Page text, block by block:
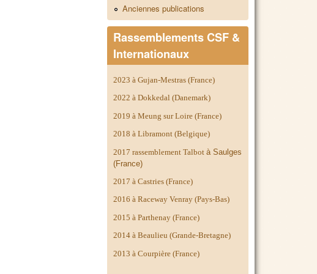
Anciennes publications
Rassemblements CSF &
Internationaux
2023 à Gujan-Mestras (France)
2022 à Dokkedal (Danemark)
2019 à Meung sur Loire (France)
2018 à Libramont (Belgique)
2017 rassemblement Talbotà Saulges
(France)
2017 à Castries (France)
2016 à Raceway Venray (Pays-Bas)
2015 à Parthenay (France)
2014 àBeaulieu (Grande-Bretagne)
2013 à Courpière (France)